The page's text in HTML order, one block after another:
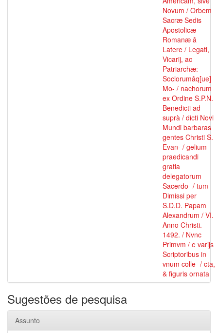
Novum / Orbem
Sacræ Sedis
Apostolicæ
Romanæ â
Latere / Legati,
Vicarij, ac
Patriarchæ:
Sociorumâq[ue]
Mo- / nachorum
ex Ordine S.P.N.
Benedicti ad
suprà / dicti Novi
Mundi barbaras
gentes Christi S.
Evan- / gelium
praedicandi
gratia
delegatorum
Sacerdo- / tum
Dimissi per
S.D.D. Papam
Alexandrum / VI.
Anno Christi.
1492. / Nvnc
Primvm / e varijs
Scriptoribus in
vnum colle- / cta,
& figuris ornata
Sugestões de pesquisa
Assunto